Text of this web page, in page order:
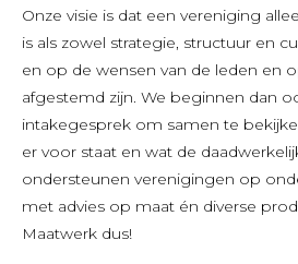
Onze visie is dat een vereniging
is als zowel strategie, structuur en
en op de wensen van de leden en
afgestemd zijn. We beginnen dan
intakegesprek om samen te
er voor staat en wat de
ondersteunen verenigingen op
met advies op maat én diverse
Maatwerk dus!